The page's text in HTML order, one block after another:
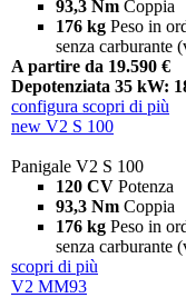
93,3 Nm Coppia
176 kg Peso in
senza carburante
A partire da 19.590 €
Depotenziata 35 kW:
configura scopri di più
new V2 S 100
Panigale V2 S 100
120 CV Potenza
93,3 Nm Coppia
176 kg Peso in
senza carburante
scopri di più
V2 MM93